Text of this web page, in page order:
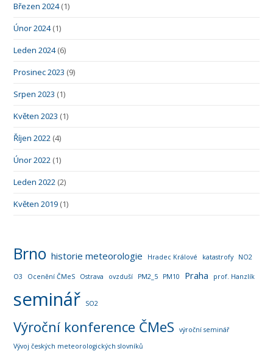
Březen 2024(1)
Únor 2024(1)
Leden 2024(6)
Prosinec 2023 (9)
Srpen 2023 (1)
Květen 2023 (1)
Říjen 2022 (4)
Únor 2022 (1)
Leden 2022 (2)
Květen 2019 (1)
Brno historie meteorologie Hradec Králové katastrofy NO2
O3 Ocenění ČMeS Ostrava ovzduší PM2_5 PM10 Praha prof. Hanzlík
seminář SO2
Výroční konference ČMeS
výroční seminář
Vývoj českých meteorologických slovníků